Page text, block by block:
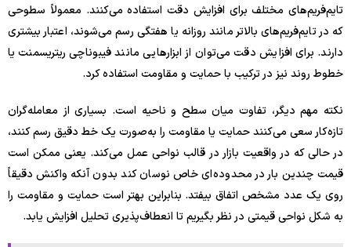
تایم‌فریم‌های مختلف برای افزایش دقت استفاده می‌کنند. معمولاً سطوحی
که در تایم‌فریم‌های بالاتر مانند روزانه یا هفتگی رسم می‌شوند، اعتبار بیشتری
دارند. برای افزایش دقت می‌توان از ابزارهایی مانند فیبوناچی ریتریسمنت یا
خطوط روند نیز در ترکیب با حمایت و مقاومت استفاده کرد.
نکته مهم دیگر، تفاوت میان سطح و ناحیه است. بسیاری از معامله‌گران
تازه‌کار سعی می‌کنند حمایت یا مقاومت را به‌صورت یک خط دقیق رسم کنند،
در حالی که در واقعیت بازار در قالب نواحی عمل می‌کند. یعنی ممکن است
قیمت چندین بار در محدوده‌ای خاص نوسان کند بدون آنکه واکنش دقیقاً
روی یک عدد مشخص اتفاق بیفتد. بنابراین بهتر است حمایت و مقاومت را
به شکل نواحی قیمتی در نظر بگیریم تا انعطاف‌پذیری تحلیل افزایش یابد.